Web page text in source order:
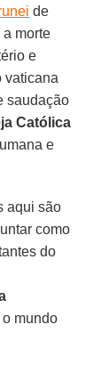
de
morte
e
vaticana
saudação
Católica
e
aqui são
como
do
mundo